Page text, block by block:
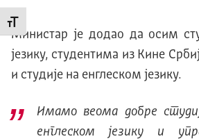
Промени величину слова
Министар је додао да осим
језику, студентима из Кине
и студије на енглеском језику.
Имамо веома добре
енглеском језику и